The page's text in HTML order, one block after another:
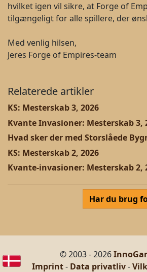
hvilket igen vil sikre, at Forge of
tilgængeligt for alle spillere, der
Med venlig hilsen,
Jeres Forge of Empires-team
Relaterede artikler
KS: Mesterskab 3, 2026
Kvante Invasioner: Mesterskab 3,
Hvad sker der med Storslåede
KS: Mesterskab 2, 2026
Kvante-invasioner: Mesterskab 2,
Har du brug
© 2003 - 2026
Imprint- Data privatliv-